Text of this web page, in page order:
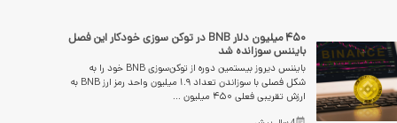
۴۵۰ میلیون دلار BNB در توکن سوزی خودکار این فصل
بایننس سوزانده شد
بایننس دیروز بیستمین دوره از توکن‌سوزی BNB خود را به
شکل فصلی با سوزاندن تعداد ۱.۹ میلیون واحد رمز ارز BNB به
ارزش تقریبی فعلی ۴۵۰ میلیون ...